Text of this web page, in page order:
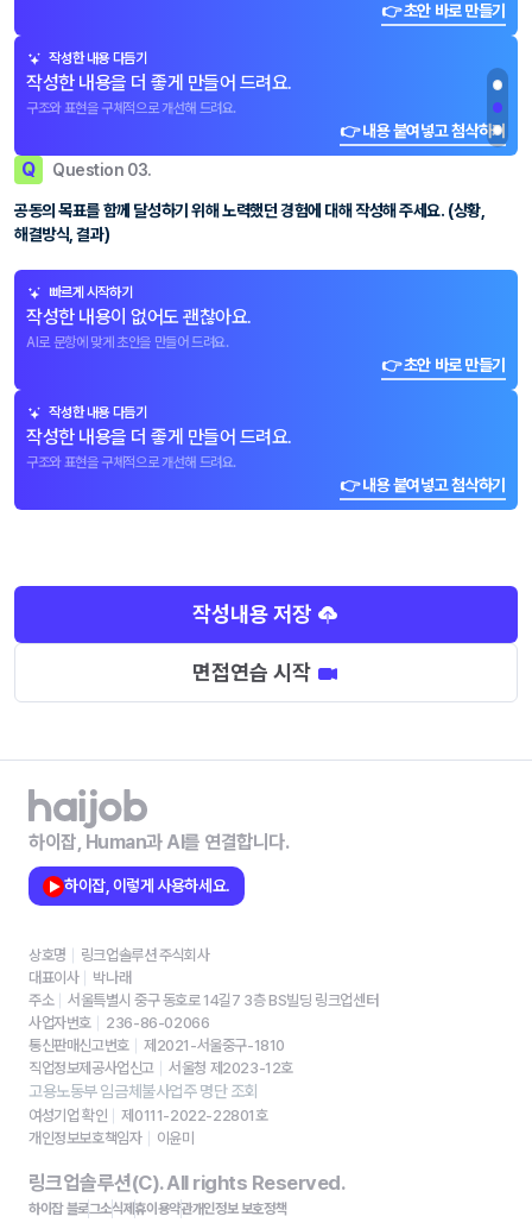
👉 초안 바로 만들기
작성한 내용 다듬기
작성한 내용을 더 좋게 만들어 드려요.
구조와 표현을 구체적으로 개선해 드려요.
👉 내용 붙여넣고 첨삭하기
Q Question 03.
공동의 목표를 함께 달성하기 위해 노력했던 경험에 대해 작성해 주세요. (상황,
해결방식, 결과)
빠르게 시작하기
작성한 내용이 없어도 괜찮아요.
AI로 문항에 맞게 초안을 만들어 드려요.
👉 초안 바로 만들기
작성한 내용 다듬기
작성한 내용을 더 좋게 만들어 드려요.
구조와 표현을 구체적으로 개선해 드려요.
👉 내용 붙여넣고 첨삭하기
작성내용 저장
면접연습 시작
하이잡, Human과 AI를 연결합니다.
하이잡, 이렇게 사용하세요.
상호명
링크업솔루션 주식회사
대표이사
박나래
주소
서울특별시 중구 동호로 14길7 3층 BS빌딩 링크업센터
사업자번호
236-86-02066
통신판매신고번호
제2021-서울중구-1810
직업정보제공사업신고
서울청 제2023-12호
고용노동부 임금체불사업주 명단 조회
여성기업 확인
제0111-2022-22801호
개인정보보호책임자
이윤미
링크업솔루션(C). All rights Reserved.
하이잡 블로그소식제휴이용약관개인정보 보호정책